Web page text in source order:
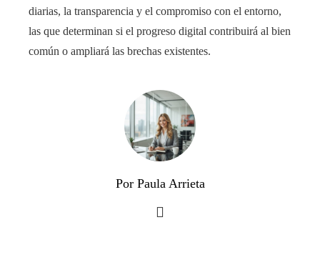
diarias, la transparencia y el compromiso con el entorno,
las que determinan si el progreso digital contribuirá al bien
común o ampliará las brechas existentes.
Por Paula Arrieta